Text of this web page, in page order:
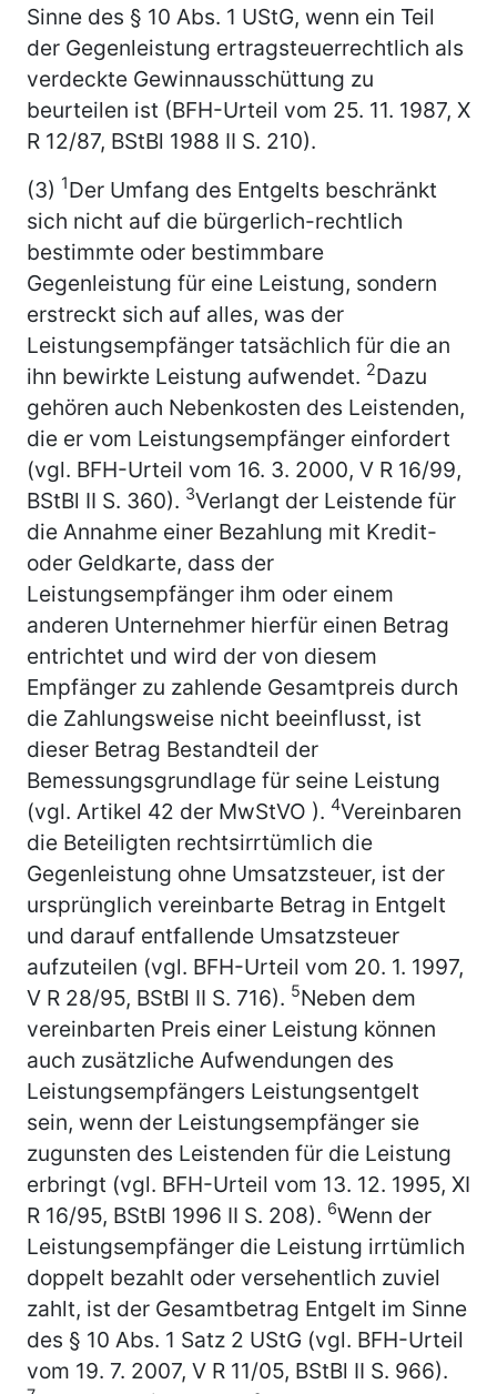
Sinne des § 10 Abs. 1 UStG, wenn ein Teil
der Gegenleistung ertragsteuerrechtlich als
verdeckte Gewinnausschüttung zu
beurteilen ist (BFH-Urteil vom 25. 11. 1987, X
R 12/87, BStBl 1988 II S. 210).
(3) 1Der Umfang des Entgelts beschränkt
sich nicht auf die bürgerlich-rechtlich
bestimmte oder bestimmbare
Gegenleistung für eine Leistung, sondern
erstreckt sich auf alles, was der
Leistungsempfänger tatsächlich für die an
ihn bewirkte Leistung aufwendet. 2Dazu
gehören auch Nebenkosten des Leistenden,
die er vom Leistungsempfänger einfordert
(vgl. BFH-Urteil vom 16. 3. 2000, V R 16/99,
BStBl II S. 360). 3Verlangt der Leistende für
die Annahme einer Bezahlung mit Kredit-
oder Geldkarte, dass der
Leistungsempfänger ihm oder einem
anderen Unternehmer hierfür einen Betrag
entrichtet und wird der von diesem
Empfänger zu zahlende Gesamtpreis durch
die Zahlungsweise nicht beeinflusst, ist
dieser Betrag Bestandteil der
Bemessungsgrundlage für seine Leistung
(vgl. Artikel 42 der MwStVO ). 4Vereinbaren
die Beteiligten rechtsirrtümlich die
Gegenleistung ohne Umsatzsteuer, ist der
ursprünglich vereinbarte Betrag in Entgelt
und darauf entfallende Umsatzsteuer
aufzuteilen (vgl. BFH-Urteil vom 20. 1. 1997,
V R 28/95, BStBl II S. 716). 5Neben dem
vereinbarten Preis einer Leistung können
auch zusätzliche Aufwendungen des
Leistungsempfängers Leistungsentgelt
sein, wenn der Leistungsempfänger sie
zugunsten des Leistenden für die Leistung
erbringt (vgl. BFH-Urteil vom 13. 12. 1995, XI
R 16/95, BStBl 1996 II S. 208). 6Wenn der
Leistungsempfänger die Leistung irrtümlich
doppelt bezahlt oder versehentlich zuviel
zahlt, ist der Gesamtbetrag Entgelt im Sinne
des § 10 Abs. 1 Satz 2 UStG (vgl. BFH-Urteil
vom 19. 7. 2007, V R 11/05, BStBl II S. 966).